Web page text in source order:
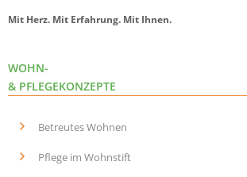
Mit Herz. Mit Erfahrung. Mit Ihnen.
WOHN-
& PFLEGEKONZEPTE
Betreutes Wohnen
Pflege im Wohnstift